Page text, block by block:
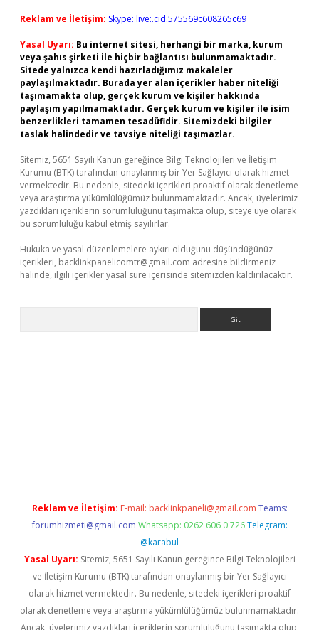
Reklam ve İletişim: Skype: live:.cid.575569c608265c69
Yasal Uyarı: Bu internet sitesi, herhangi bir marka, kurum
veya şahıs şirketi ile hiçbir bağlantısı bulunmamaktadır.
Sitede yalnızca kendi hazırladığımız makaleler
paylaşılmaktadır. Burada yer alan içerikler haber niteliği
taşımamakta olup, gerçek kurum ve kişiler hakkında
paylaşım yapılmamaktadır. Gerçek kurum ve kişiler ile isim
benzerlikleri tamamen tesadüfidir. Sitemizdeki bilgiler
taslak halindedir ve tavsiye niteliği taşımazlar.
Sitemiz, 5651 Sayılı Kanun gereğince Bilgi Teknolojileri ve İletişim
Kurumu (BTK) tarafından onaylanmış bir Yer Sağlayıcı olarak hizmet
vermektedir. Bu nedenle, sitedeki içerikleri proaktif olarak denetleme
veya araştırma yükümlülüğümüz bulunmamaktadır. Ancak, üyelerimiz
yazdıkları içeriklerin sorumluluğunu taşımakta olup, siteye üye olarak
bu sorumluluğu kabul etmiş sayılırlar.
Hukuka ve yasal düzenlemelere aykırı olduğunu düşündüğünüz
içerikleri, backlinkpanelicomtr@gmail.com adresine bildirmeniz
halinde, ilgili içerikler yasal süre içerisinde sitemizden kaldırılacaktır.
Reklam ve İletişim: E-mail: backlinkpaneli@gmail.com Teams:
forumhizmeti@gmail.com Whatsapp: 0262 606 0 726 Telegram:
@karabul
Yasal Uyarı: Sitemiz, 5651 Sayılı Kanun gereğince Bilgi Teknolojileri
ve İletişim Kurumu (BTK) tarafından onaylanmış bir Yer Sağlayıcı
olarak hizmet vermektedir. Bu nedenle, sitedeki içerikleri proaktif
olarak denetleme veya araştırma yükümlülüğümüz bulunmamaktadır.
Ancak, üyelerimiz yazdıkları içeriklerin sorumluluğunu taşımakta olup,